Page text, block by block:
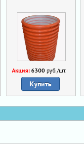
Акция:6300 руб./шт.
Купить